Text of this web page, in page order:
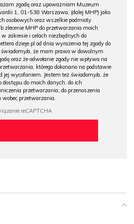
zgodę oraz upoważniam Muzeum
1, 01-538 Warszawa, (dalej MHP) jako
osobowych oraz wszelkie podmioty
zlecenie MHP do przetwarzania moich
zakresie i celach niezbędnych do
dzieje.pl od dnia wyrażenia tej zgody do
świadomy/a, że mam prawo w dowolnym
oraz że odwołanie zgody nie wpływa na
którego dokonano na podstawie
jej wycofaniem. Jestem też świadomy/a, że
dostępu do moich danych, do ich
przetwarzania, do przenoszenia
przetwarzania.